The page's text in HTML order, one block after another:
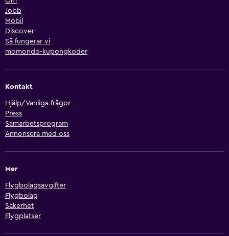
Jobb
Mobil
Discover
Så fungerar vi
momondo-kupongkoder
Kontakt
Hjälp/Vanliga frågor
Press
Samarbetsprogram
Annonsera med oss
Mer
Flygbolagsavgifter
Flygbolag
Säkerhet
Flygplatser